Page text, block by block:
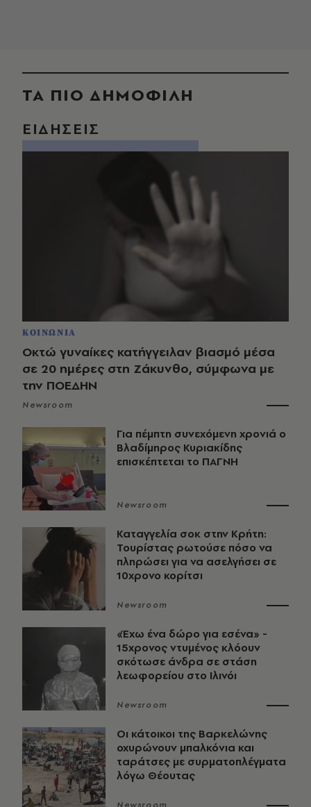
ΤΑ ΠΙΟ ΔΗΜΟΦΙΛΗ
ΕΙΔΗΣΕΙΣ
ΚΟΙΝΩΝΙΑ
Οκτώ γυναίκες κατήγγειλαν βιασμό μέσα
σε 20 ημέρες στη Ζάκυνθο, σύμφωνα με
την ΠΟΕΔΗΝ
Newsroom
Για πέμπτη συνεχόμενη χρονιά ο
Βλαδίμηρος Κυριακίδης
επισκέπτεται το ΠΑΓΝΗ
Newsroom
Καταγγελία σοκ στην Κρήτη:
Τουρίστας ρωτούσε πόσο να
πληρώσει για να ασελγήσει σε
10χρονο κορίτσι
Newsroom
«Έχω ένα δώρο για εσένα» -
15χρονος ντυμένος κλόουν
σκότωσε άνδρα σε στάση
λεωφορείου στο Ιλινόι
Newsroom
Οι κάτοικοι της Βαρκελώνης
οχυρώνουν μπαλκόνια και
ταράτσες με συρματοπλέγματα
λόγω Θέουτας